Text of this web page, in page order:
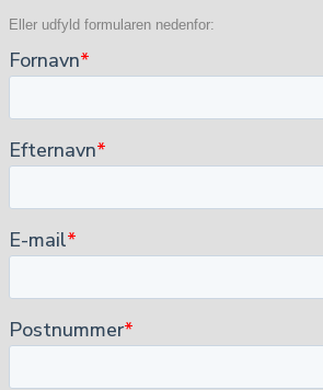
Eller udfyld formularen nedenfor: